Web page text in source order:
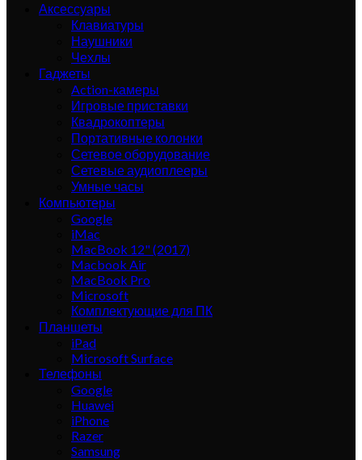
Аксессуары
Клавиатуры
Наушники
Чехлы
Гаджеты
Action-камеры
Игровые приставки
Квадрокоптеры
Портативные колонки
Сетевое оборудование
Сетевые аудиоплееры
Умные часы
Компьютеры
Google
iMac
MacBook 12" (2017)
Macbook Air
MacBook Pro
Microsoft
Комплектующие для ПК
Планшеты
iPad
Microsoft Surface
Телефоны
Google
Huawei
iPhone
Razer
Samsung